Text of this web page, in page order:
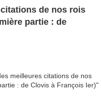
de nos rois
partie : de